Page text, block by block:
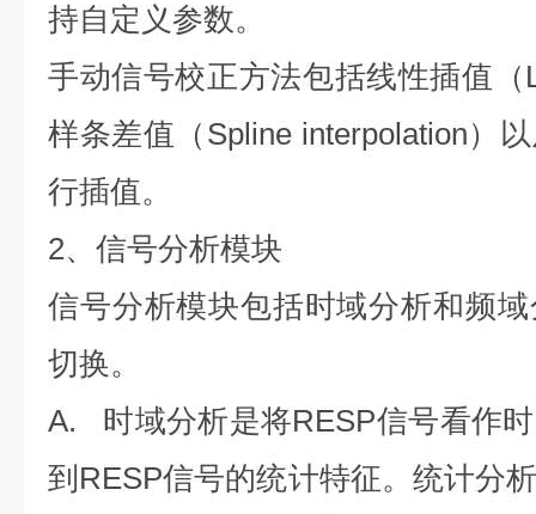
持自定义参数。
手动信号校正方法包括线性插值（
样条差值（ Spline interpolation）
行插值。
2、信号分析模块
信号分析模块包括时域分析和频
切换。
A. 时域分析是将RESP信号看作
到 RESP信号的统计特征。统计分